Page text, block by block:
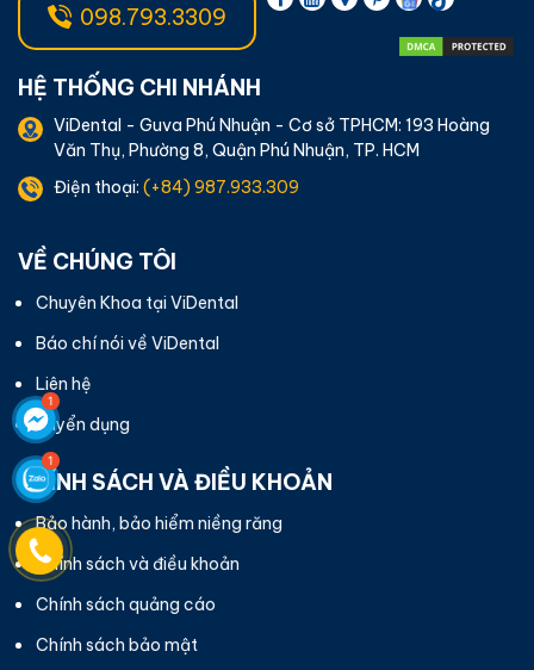
098.793.3309
HỆ THỐNG CHI NHÁNH
ViDental - Guva Phú Nhuận - Cơ sở TPHCM: 193 Hoàng
Văn Thụ, Phường 8, Quận Phú Nhuận, TP. HCM
Điện thoại: (+84) 987.933.309
VỀ CHÚNG TÔI
Chuyên Khoa tại ViDental
Báo chí nói về ViDental
Liên hệ
Tuyển dụng
CHÍNH SÁCH VÀ ĐIỀU KHOẢN
Bảo hành, bảo hiểm niềng răng
Chính sách và điều khoản
Chính sách quảng cáo
Chính sách bảo mật